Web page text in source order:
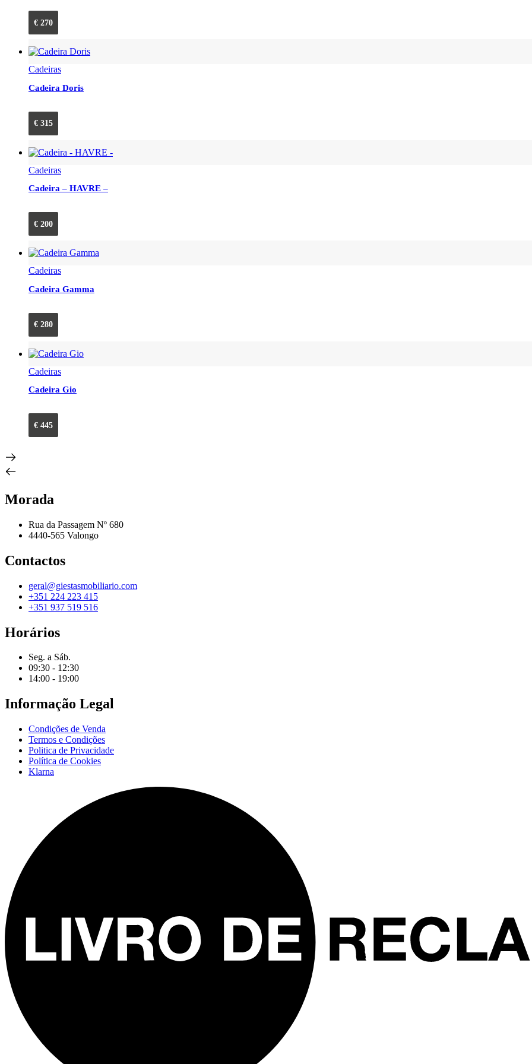
€ 270
Cadeiras
Cadeira Doris
€ 315
Cadeiras
Cadeira – HAVRE –
€ 200
Cadeiras
Cadeira Gamma
€ 280
Cadeiras
Cadeira Gio
€ 445
Morada
Rua da Passagem Nº 680
4440-565 Valongo
Contactos
geral@giestasmobiliario.com
+351 224 223 415
+351 937 519 516
Horários
Seg. a Sáb.
09:30 - 12:30
14:00 - 19:00
Informação Legal
Condições de Venda
Termos e Condições
Politica de Privacidade
Política de Cookies
Klarna